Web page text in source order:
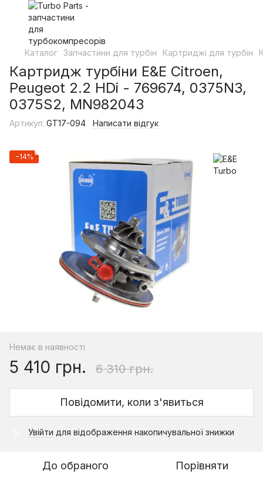
Каталог Запчастини для турбін Картриджі для турбін
Картридж турбіни E&E Citroen,
Peugeot 2.2 HDi - 769674, 0375N3,
0375S2, MN982043
Артикул: GT17-094 Написати відгук
−14%
Немає в наявності
5 410 грн. 6 310 грн.
Повідомити, коли з'явиться
Увійти для відображення накопичувальної знижки
До обраного Порівняти